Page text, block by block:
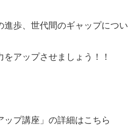
歩、世代間のギャップについ
アップさせましょう！！
プ講座」の詳細はこちら